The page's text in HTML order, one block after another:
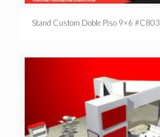
Stand Custom Doble Piso 9×6 #C803